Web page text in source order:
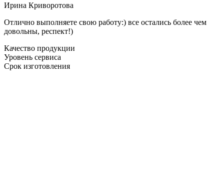
Ирина Криворотова
Отлично выполняете свою работу:) все остались более чем
довольны, респект!)
Качество продукции
Уровень сервиса
Срок изготовления